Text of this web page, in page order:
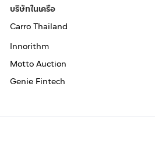
บริษัทในเครือ
Carro Thailand
Innorithm
Motto Auction
Genie Fintech